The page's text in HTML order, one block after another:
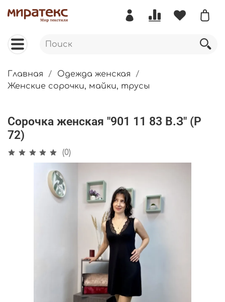
Главная
Одежда женская
Женские сорочки, майки, трусы
Сорочка женская "901 11 83 В.З" (Р
72)
(0)